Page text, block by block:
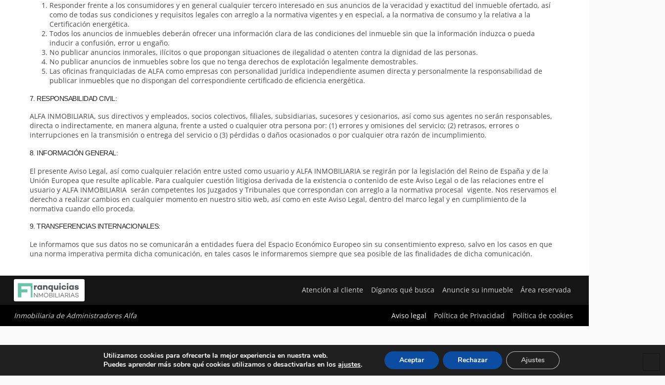
Responder frente a los consumidores y en general cualquier tercero interesado en sus anuncios de la veracidad y exactitud del inmueble ofertado, así
como de todas sus condiciones y requisitos legales con arreglo a la normativa vigentes y en especial, a la normativa de consumo y la relativa a la
Certificación energética.
Todos los anuncios de inmuebles deberán ofrecer una información clara de las condiciones del inmueble sin que la información induzca o pueda
inducir a confusión, error u engaño.
No publicar anuncios inmorales, ilícitos o que propongan situaciones de ilegalidad o atenten contra la dignidad de las personas.
No publicar anuncios de inmuebles sobre los que no tenga derechos de explotación legalmente demostrables.
Las oficinas franquiciadas de ALFA como empresas con personalidad jurídica independiente asumen directa y personalmente la responsabilidad de
publicar inmuebles que no dispongan del correspondiente certificado de eficiencia energética.
7. RESPONSABILIDAD CIVIL:
ALFA INMOBILIARIA, sus directivos y empleados, socios colectivos, filiales, subsidiarias, sucesores y cesionarios, así como sus agentes no serán responsables,
directa o indirectamente, en manera alguna, frente a usted o cualquier otra persona por: (1) errores y omisiones del servicio; (2) retrasos, errores o
interrupciones en la transmisión o entrega del servicio o (3) pérdidas o daños ocasionados o por cualquier otra razón de incumplimiento.
8. INFORMACIÓN GENERAL:
El presente Aviso Legal, así como cualquier relación entre usted como usuario y ALFA INMOBILIARIA se regirán por la legislación del Reino de España y de la
Unión Europea que resulte aplicable. Para cualquier cuestión litigiosa derivada de la existencia o contenido de este Aviso Legal o de las relaciones entre el
usuario y ALFA INMOBILIARIA serán competentes los Juzgados y Tribunales que correspondan con arreglo a la normativa procesal vigente. Nos reservamos el
derecho a realizar cambios en cualquier momento en nuestro sitio web, así como en este Aviso Legal, dentro del marco legal y en cumplimiento de la
normativa cuando ello proceda.
9. TRANSFERENCIAS INTERNACIONALES:
Le informamos que sus datos no se comunicarán a entidades fuera del Espacio Económico Europeo sin su consentimiento expreso, salvo en los casos en que
una norma imperativa permita dicha comunicación, en tales casos le informaremos siempre que sea posible de las finalidades de dicha comunicación.
Atención al cliente Díganos qué busca Anuncie su inmueble Área reservada
Inmobiliaria de Administradores Alfa Aviso legal Política de Privacidad Política de cookies
Utilizamos cookies para ofrecerte la mejor experiencia en nuestra web.
Puedes aprender más sobre qué cookies utilizamos o desactivarlas en losajustes. Aceptar Rechazar Ajustes